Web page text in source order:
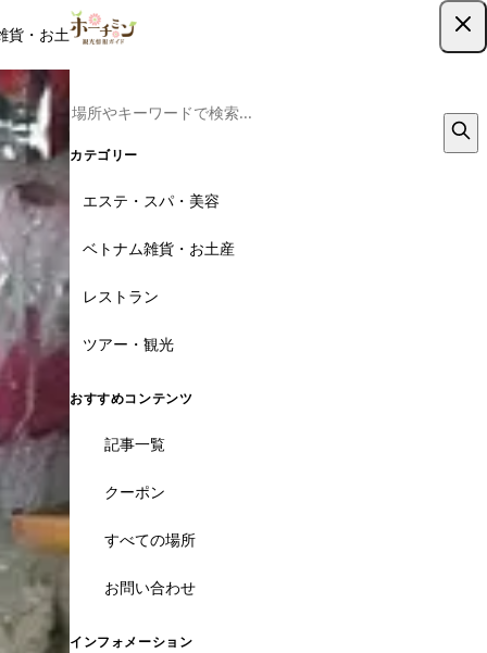
貨・お土産レストラン
カテゴリー
エステ・スパ・美容
ベトナム雑貨・お土産
レストラン
ツアー・観光
おすすめコンテンツ
記事一覧
クーポン
すべての場所
お問い合わせ
インフォメーション